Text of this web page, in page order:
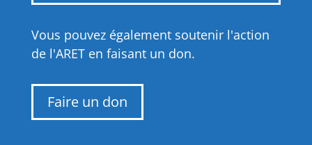
Vous pouvez également soutenir l'action
de l'ARET en faisant un don.
Faire un don